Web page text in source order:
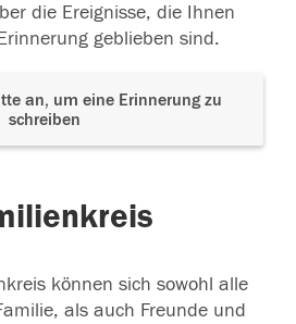
die Ereignisse, die Ihnen
geblieben sind.
an, um eine Erinnerung zu
schreiben
können sich sowohl alle
als auch Freunde und